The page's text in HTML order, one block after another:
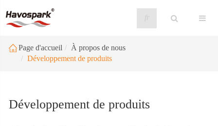
fr
Page d'accueil
À propos de nous
Développement de produits
Développement de produits